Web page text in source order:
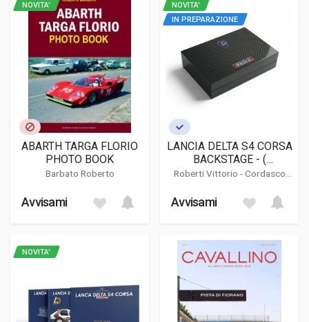
NOVITA'
ABARTH TARGA FLORIO
PHOTO BOOK
Barbato Roberto
Avvisami
NOVITA'
IN PREPARAZIONE
LANCIA DELTA S4 CORSA
BACKSTAGE - (
COLLECTOR'S EDITION )
Roberti Vittorio -Cordasco
Avvisami
NOVITA'